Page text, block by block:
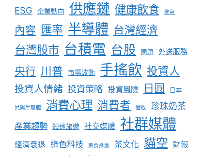
ESG 企業動向 供應鏈 健康飲食 健身
內容 匯率 半導體 台灣經濟
台灣股市 台積電 台股 問題 外送服務
央行 川普 市場波動 手搖飲 投資人
投資人情緒 投資策略 投資風險 日圓 日本
昇陽半導體 消費心理 消費者 營收
珍珠奶茶
產業趨勢
短途旅遊 社交媒體 社群媒體
經濟衰退 綠色科技 美食推薦 茶文化 貓空 財報